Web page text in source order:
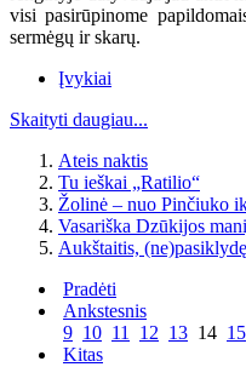
visi pasirūpinome
sermėgų ir skarų.
Įvykiai
Skaityti daugiau...
Ateis naktis
Tu ieškai „Ratilio“
Žolinė – nuo Pinčiuko
Vasariška Dzūkijos
Aukštaitis,
Pradėti
Ankstesnis
9 10 11 12 13 14 15
Kitas